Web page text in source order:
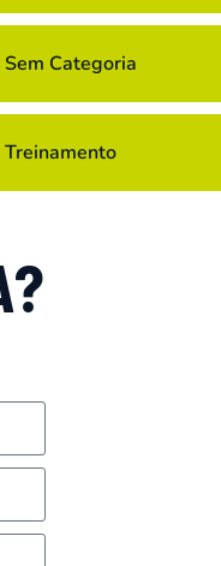
Sem Categoria
Treinamento